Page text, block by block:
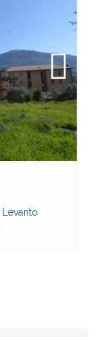
Levanto